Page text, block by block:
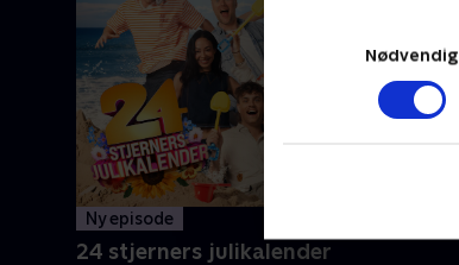
Nødvendig
Ny episode
24 stjerners julikalender